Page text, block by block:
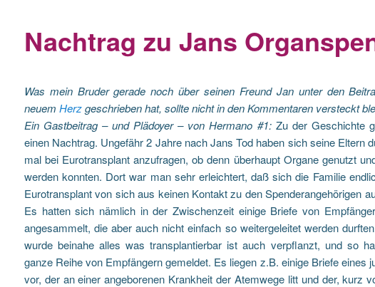
Nachtrag zu Jans
Was mein Bruder gerade noch über seinen Freund Jan unter den
neuem Herzgeschrieben hat, sollte nicht in den Kommentaren versteckt
Ein Gastbeitrag – und Plädoyer – von Hermano #1: Zu der Geschichte
einen Nachtrag. Ungefähr 2 Jahre nach Jans Tod haben sich seine Eltern
mal bei Eurotransplant anzufragen, ob denn überhaupt Organe genutzt
werden konnten. Dort war man sehr erleichtert, daß sich die Familie
Eurotransplant von sich aus keinen Kontakt zu den Spenderangehörigen
Es hatten sich nämlich in der Zwischenzeit einige Briefe von
angesammelt, die aber auch nicht einfach so weitergeleitet werden
wurde beinahe alles was transplantierbar ist auch verpflanzt, und so
ganze Reihe von Empfängern gemeldet. Es liegen z.B. einige Briefe eines
vor, der an einer angeborenen Krankheit der Atemwege litt und der, kurz